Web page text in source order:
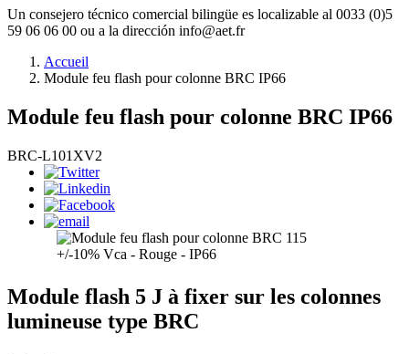
Un consejero técnico comercial bilingüe es localizable al 0033 (0)5
59 06 06 00 ou a la dirección info@aet.fr
Accueil
Module feu flash pour colonne BRC IP66
Module feu flash pour colonne BRC IP66
BRC-L101XV2
Module flash 5 J à fixer sur les colonnes
lumineuse type BRC